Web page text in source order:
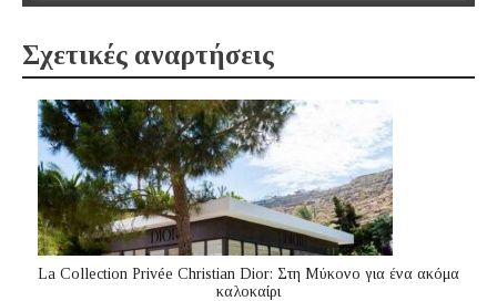
Σχετικές αναρτήσεις
La Collection Privée Christian Dior: Στη Μύκονο για ένα ακόμα
καλοκαίρι